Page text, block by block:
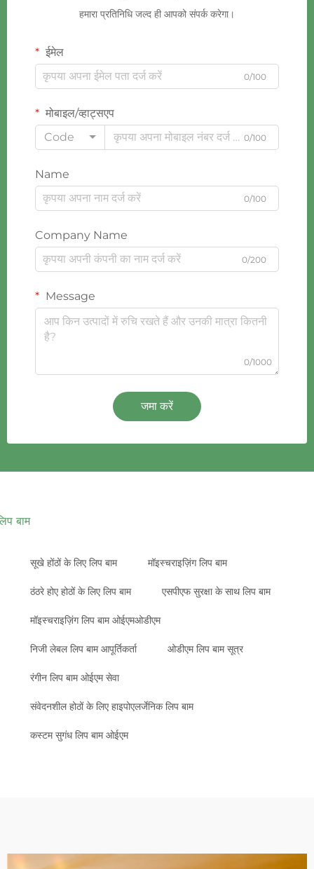
हमारा प्रतिनिधि जल्द ही आपको संपर्क करेगा।
ईमेल
0/100
मोबाइल/व्हाट्सएप
Code
0/100
Name
0/100
Company Name
0/200
Message
0/1000
जमा करें
बाम
सूखे होंठों के लिए लिप बाम मॉइस्चराइज़िंग लिप बाम
ठंठरे होए होठों के लिए लिप बाम एसपीएफ सुरक्षा के साथ लिप बाम
मॉइस्चराइज़िंग लिप बाम ओईएमओडीएम
निजी लेबल लिप बाम आपूर्तिकर्ता ओडीएम लिप बाम सूत्र
रंगीन लिप बाम ओईएम सेवा
संवेदनशील होठों के लिए हाइपोएलर्जेनिक लिप बाम
कस्टम सुगंध लिप बाम ओईएम